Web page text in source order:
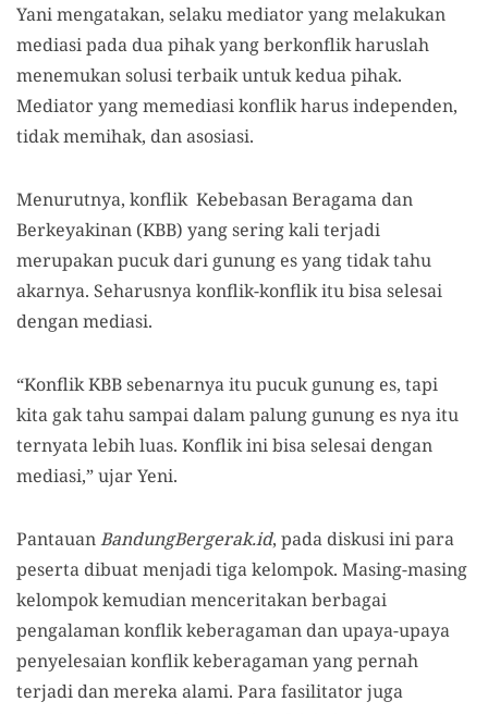
Yani mengatakan, selaku mediator yang melakukan
mediasi pada dua pihak yang berkonflik haruslah
menemukan solusi terbaik untuk kedua pihak.
Mediator yang memediasi konflik harus independen,
tidak memihak, dan asosiasi.
Menurutnya, konflik Kebebasan Beragama dan
Berkeyakinan (KBB) yang sering kali terjadi
merupakan pucuk dari gunung es yang tidak tahu
akarnya. Seharusnya konflik-konflik itu bisa selesai
dengan mediasi.
“Konflik KBB sebenarnya itu pucuk gunung es, tapi
kita gak tahu sampai dalam palung gunung es nya itu
ternyata lebih luas. Konflik ini bisa selesai dengan
mediasi,” ujar Yeni.
PantauanBandungBergerak.id, pada diskusi ini para
peserta dibuat menjadi tiga kelompok. Masing-masing
kelompok kemudian menceritakan berbagai
pengalaman konflik keberagaman dan upaya-upaya
penyelesaian konflik keberagaman yang pernah
terjadi dan mereka alami. Para fasilitator juga